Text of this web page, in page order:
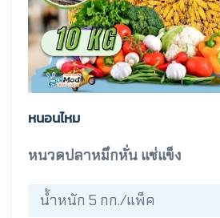
หนอนไหม
หนวดปลาหมึกหั่น แช่แข็ง
น้ำหนัก 5 กก./แพ็ค